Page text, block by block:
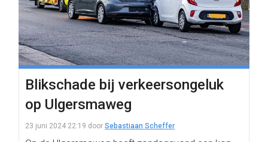
Blikschade bij verkeersongeluk
op Ulgersmaweg
23 juni 2024 22:19 door Sebastiaan Scheffer